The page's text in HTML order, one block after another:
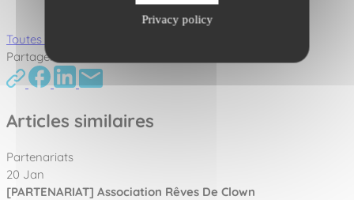
Privacy policy
Toutes nos actualités
Partager cet article :
Articles similaires
Partenariats
20 Jan
[PARTENARIAT] Association Rêves De Clown